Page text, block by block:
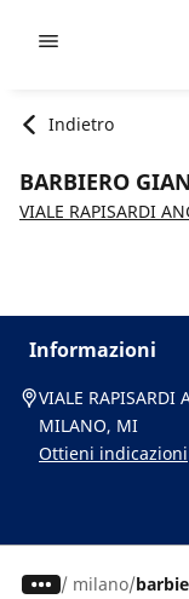
Indietro
BARBIERO
Informazioni
VIALE RAPISARDI
MILANO, MI
Ottieni indicazioni
/ milano